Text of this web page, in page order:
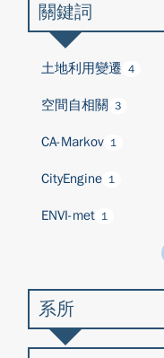
關鍵詞
土地利用變遷 4
空間自相關 3
CA-Markov 1
CityEngine 1
ENVI-met 1
系所